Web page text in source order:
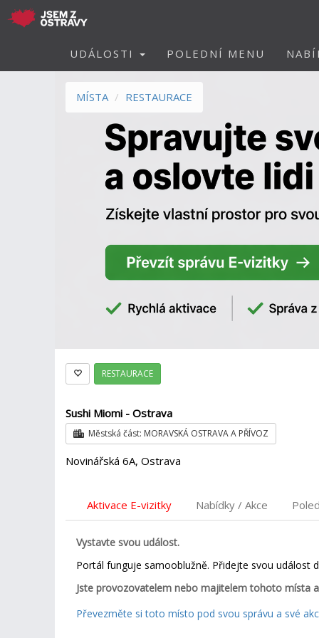
UDÁLOSTI POLEDNÍ MENU
MÍSTA RESTAURACE
RESTAURACE
Sushi Miomi - Ostrava
Městská část: MORAVSKÁ OSTRAVA A PŘÍVOZ
Novinářská 6A, Ostrava
Aktivace E-vizitky Nabídky / Akce
Vystavte svou událost.
Portál funguje samooblužně. Přidejte svou událost
Jste provozovatelem nebo majitelem tohoto místa
Převezměte si toto místo pod svou správu a své